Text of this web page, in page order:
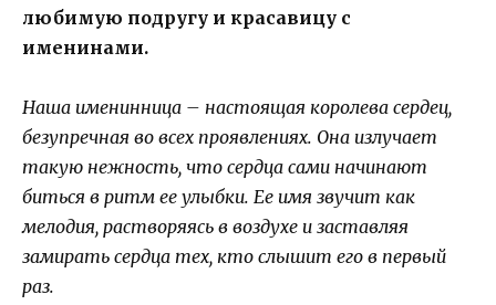
любимую подругу и красавицу с
именинами.
Наша именинница – настоящая королева сердец,
безупречная во всех проявлениях. Она излучает
такую нежность, что сердца сами начинают
биться в ритм ее улыбки. Ее имя звучит как
мелодия, растворяясь в воздухе и заставляя
замирать сердца тех, кто слышит его в первый
раз.